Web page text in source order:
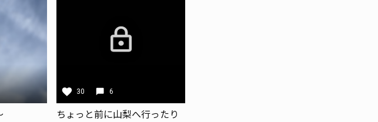
30 6
ちょっと前に山梨へ行ったり